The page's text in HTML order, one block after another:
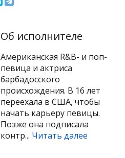
Об исполнителе
Американская R&B- и поп-
певица и актриса
барбадосского
происхождения. В 16 лет
переехала в США, чтобы
начать карьеру певицы.
Позже она подписала
контр... Читать далее